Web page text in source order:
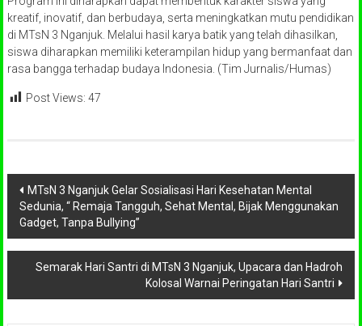
kreatif, inovatif, dan berbudaya, serta meningkatkan mutu pendidikan
di MTsN 3 Nganjuk. Melalui hasil karya batik yang telah dihasilkan,
siswa diharapkan memiliki keterampilan hidup yang bermanfaat dan
rasa bangga terhadap budaya Indonesia. (Tim Jurnalis/Humas)
Post Views: 47
Navigasi
pos
MTsN 3 Nganjuk Gelar Sosialisasi Hari Kesehatan Mental
Sedunia, “ Remaja Tangguh, Sehat Mental, Bijak Menggunakan
Gadget, Tanpa Bullying”
Semarak Hari Santri di MTsN 3 Nganjuk, Upacara dan Hadroh
Kolosal Warnai Peringatan Hari Santri